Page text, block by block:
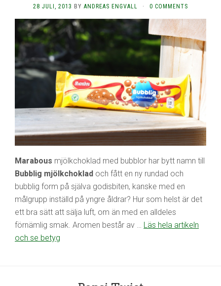
28 JULI, 2013 BY ANDREAS ENGVALL · 0 COMMENTS
Marabous mjölkchoklad med bubblor har bytt namn till
Bubblig mjölkchoklad och fått en ny rundad och
bubblig form på själva godisbiten, kanske med en
målgrupp inställd på yngre åldrar? Hur som helst är det
ett bra sätt att sälja luft, om än med en alldeles
förnämlig smak. Aromen består av … Läs hela artikeln
och se betyg